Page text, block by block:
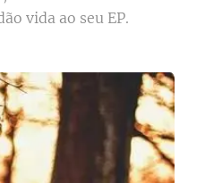
vida ao seu EP.